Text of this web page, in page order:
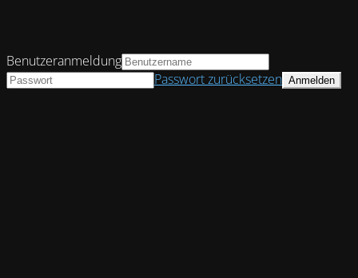
Benutzeranmeldung
Passwort zurücksetzen